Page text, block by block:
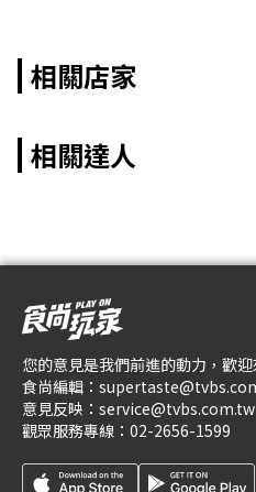
相關店家
相關達人
您的意見是我們前進的動力，歡
食尚編輯：
意見反映： service@tvbs.com.tw
觀眾服務專線： 02-2656-1599